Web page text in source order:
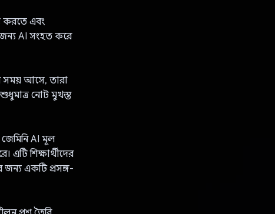
করতে এবং
জন্য AI সংহত করে
সময় আসে, তারা
নোট মুখস্ত
জেমিনি AI মূল
শিক্ষার্থীদের
একটি প্রসঙ্গ-